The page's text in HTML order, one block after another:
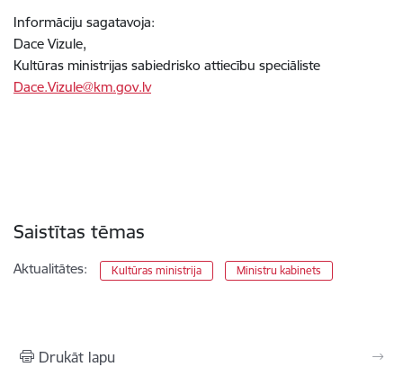
Informāciju sagatavoja:
Dace Vizule,
Kultūras ministrijas sabiedrisko attiecību speciāliste
Dace.Vizule@km.gov.lv
Saistītas tēmas
Aktualitātes: Kultūras ministrija Ministru kabinets
Drukāt lapu